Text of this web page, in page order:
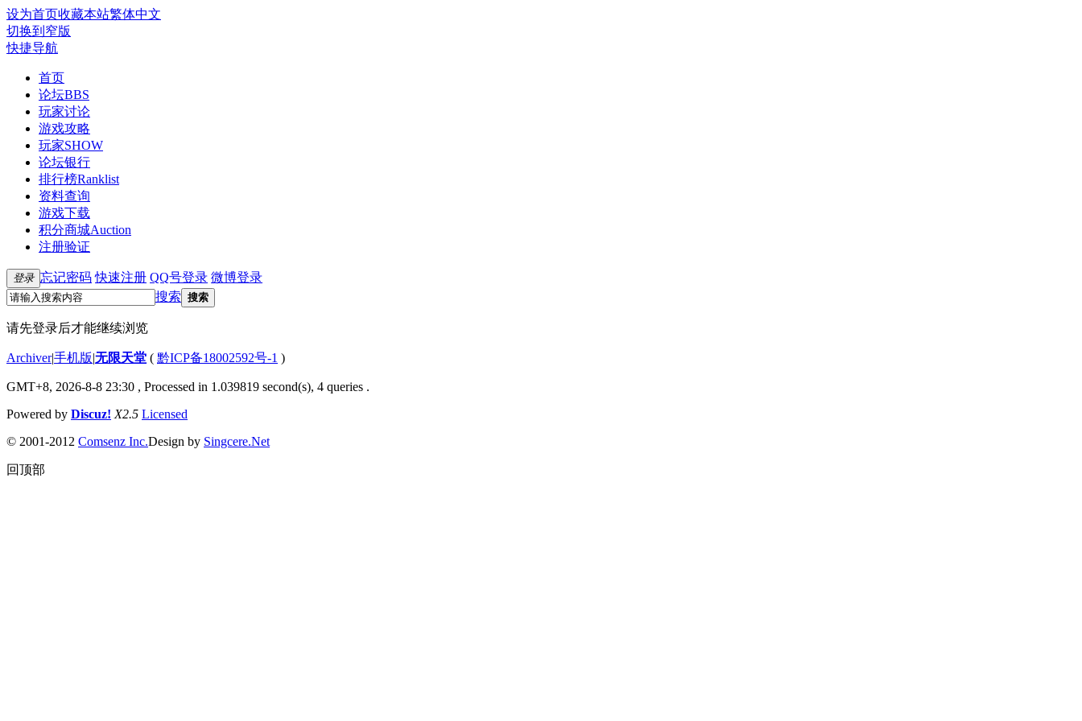
设为首页收藏本站繁体中文
切换到窄版
快捷导航
首页
论坛BBS
玩家讨论
游戏攻略
玩家SHOW
论坛银行
排行榜Ranklist
资料查询
游戏下载
积分商城Auction
注册验证
登录 忘记密码 快速注册 QQ号登录 微博登录
搜索 搜索
请先登录后才能继续浏览
Archiver|手机版|无限天堂 ( 黔ICP备18002592号-1 )
GMT+8, 2026-8-8 23:30 , Processed in 1.039819 second(s), 4 queries .
Powered by Discuz! X2.5 Licensed
© 2001-2012 Comsenz Inc.Design by Singcere.Net
回顶部